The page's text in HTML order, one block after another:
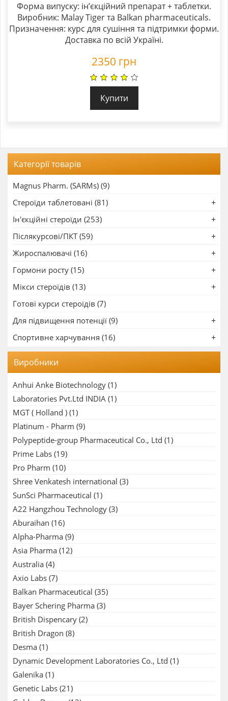
Форма випуску: ін’єкційний препарат + таблетки.
Виробник: Malay Tiger та Balkan pharmaceuticals.
Призначення: курс для сушіння та підтримки форми.
Доставка по всій Україні.
2350 грн
Купити
Категорії товарів
Magnus Pharm. (SARMs) (9)
Стероїди таблетовані (81)
Ін'єкційні стероїди (253)
Післякурсові/ПКТ (59)
Жироспалювачі (16)
Гормони росту (15)
Мікси стероїдів (13)
Готові курси стероїдів (7)
Для підвищення потенції (9)
Спортивне харчування (16)
Виробники
Anhui Anke Biotechnology (1)
Laboratories Pvt.Ltd INDIA (1)
MGT ( Holland ) (1)
Platinum - Pharm (9)
Polypeptide-group Pharmaceutical Co., Ltd (1)
Prime Labs (19)
Pro Pharm (10)
Shree Venkatesh international (3)
SunSci Pharmaceutical (1)
A22 Hangzhou Technology (3)
Aburaihan (16)
Alpha-Pharma (9)
Asia Pharma (12)
Australia (4)
Axio Labs (7)
Balkan Pharmaceutical (35)
Bayer Schering Pharma (3)
British Dispencary (2)
British Dragon (8)
Desma (1)
Dynamic Development Laboratories Co., Ltd (1)
Galenika (1)
Genetic Labs (21)